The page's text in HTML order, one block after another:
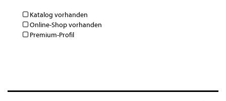
Katalog vorhanden
Online-Shop vorhanden
Premium-Profil